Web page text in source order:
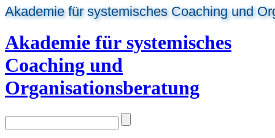
Akademie für systemisches Coaching und
Akademie für systemisches
Coaching und
Organisationsberatung